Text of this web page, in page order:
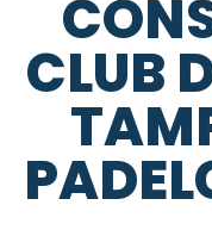
CLUB